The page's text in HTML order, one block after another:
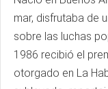
mar, disfrutaba de
sobre las luchas
1986 recibió el
otorgado en La